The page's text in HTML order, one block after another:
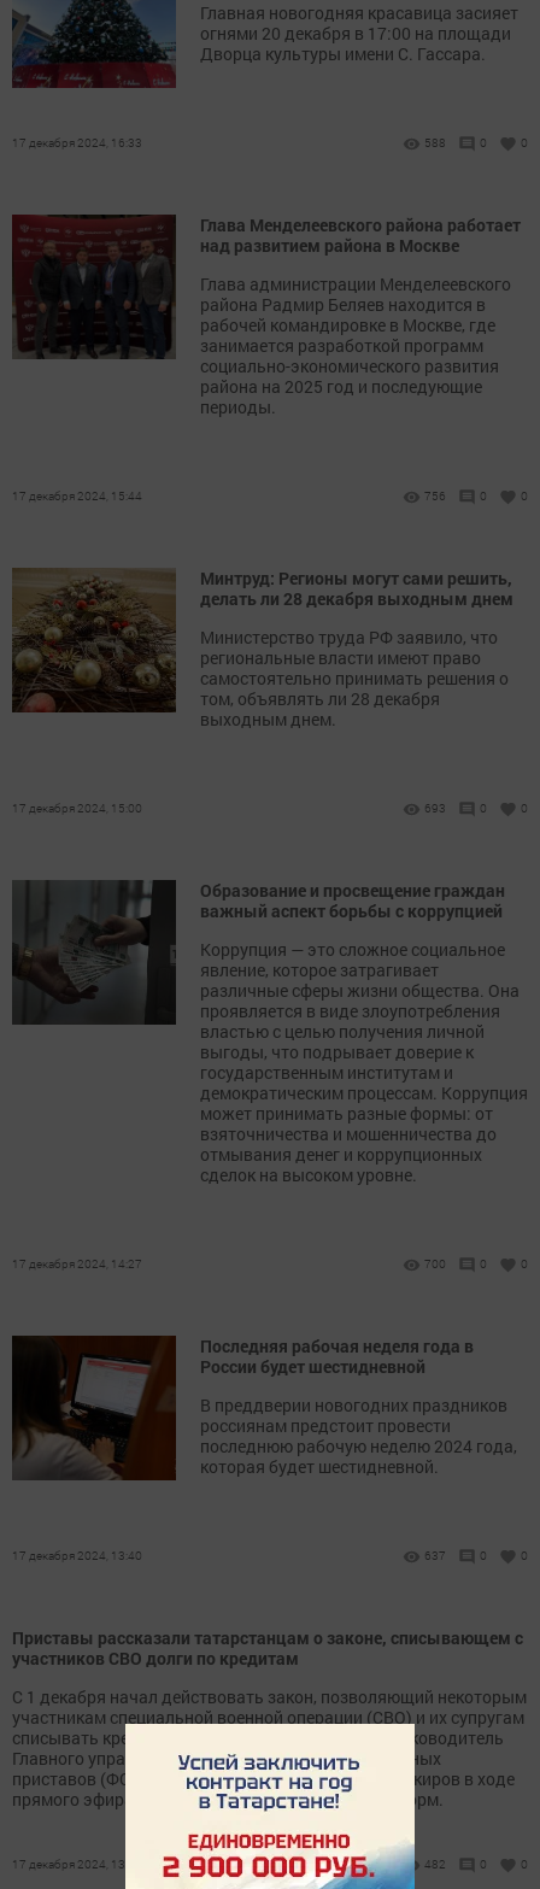
Главная новогодняя красавица засияет
огнями 20 декабря в 17:00 на площади
Дворца культуры имени С. Гассара.
17 декабря 2024, 16:33 588 0 0
Глава Менделеевского района работает
над развитием района в Москве
Глава администрации Менделеевского
района Радмир Беляев находится в
рабочей командировке в Москве, где
занимается разработкой программ
социально-экономического развития
района на 2025 год и последующие
периоды.
17 декабря 2024, 15:44 756 0 0
Минтруд: Регионы могут сами решить,
делать ли 28 декабря выходным днем
Министерство труда РФ заявило, что
региональные власти имеют право
самостоятельно принимать решения о
том, объявлять ли 28 декабря
выходным днем.
17 декабря 2024, 15:00 693 0 0
Образование и просвещение граждан
важный аспект борьбы с коррупцией
Коррупция — это сложное социальное
явление, которое затрагивает
различные сферы жизни общества. Она
проявляется в виде злоупотребления
властью с целью получения личной
выгоды, что подрывает доверие к
государственным институтам и
демократическим процессам. Коррупция
может принимать разные формы: от
взяточничества и мошенничества до
отмывания денег и коррупционных
сделок на высоком уровне.
17 декабря 2024, 14:27 700 0 0
Последняя рабочая неделя года в
России будет шестидневной
В преддверии новогодних праздников
россиянам предстоит провести
последнюю рабочую неделю 2024 года,
которая будет шестидневной.
17 декабря 2024, 13:40 637 0 0
Приставы рассказали татарстанцам о законе, списывающем с
участников СВО долги по кредитам
С 1 декабря начал действовать закон, позволяющий некоторым
участникам специальной военной операции (СВО) и их супругам
списывать кредитные долги. Об этом сообщил руководитель
Главного управления Федеральной службы судебных
приставов (ФССП) России по Татарстану Анвар Закиров в ходе
прямого эфира. Информирует издание Татар-информ.
17 декабря 2024, 13:33 482 0 0